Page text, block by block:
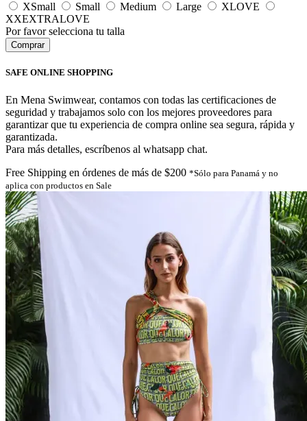
XSmall
Small Medium Large
XLOVE
XXEXTRALOVE
Por favor selecciona tu talla
SAFE ONLINE SHOPPING
En Mena Swimwear, contamos con todas las certificaciones de
seguridad y trabajamos solo con los mejores proveedores para
garantizar que tu experiencia de compra online sea segura, rápida y
garantizada.
Para más detalles, escríbenos al whatsapp chat.
Free Shipping en órdenes de más de $200 *Sólo para Panamá y no
aplica con productos en Sale